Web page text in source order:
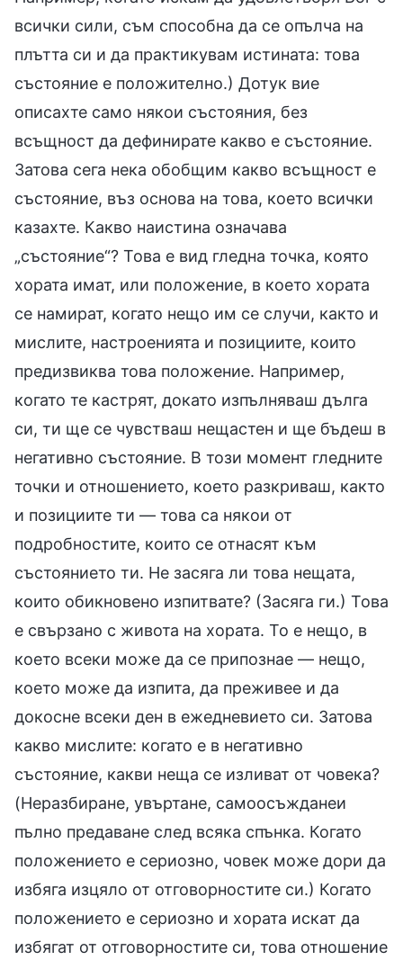
всички сили, съм способна да се опълча на
плътта си и да практикувам истината: това
състояние е положително.) Дотук вие
описахте само някои състояния, без
всъщност да дефинирате какво е състояние.
Затова сега нека обобщим какво всъщност е
състояние, въз основа на това, което всички
казахте. Какво наистина означава
„състояние“? Това е вид гледна точка, която
хората имат, или положение, в което хората
се намират, когато нещо им се случи, както и
мислите, настроенията и позициите, които
предизвиква това положение. Например,
когато те кастрят, докато изпълняваш дълга
си, ти ще се чувстваш нещастен и ще бъдеш в
негативно състояние. В този момент гледните
точки и отношението, което разкриваш, както
и позициите ти — това са някои от
подробностите, които се отнасят към
състоянието ти. Не засяга ли това нещата,
които обикновено изпитвате? (Засяга ги.) Това
е свързано с живота на хората. То е нещо, в
което всеки може да се припознае — нещо,
което може да изпита, да преживее и да
докосне всеки ден в ежедневието си. Затова
какво мислите: когато е в негативно
състояние, какви неща се изливат от човека?
(Неразбиране, увъртане, самоосъжданеи
пълно предаване след всяка спънка. Когато
положението е сериозно, човек може дори да
избяга изцяло от отговорностите си.) Когато
положението е сериозно и хората искат да
избягат от отговорностите си, това отношение